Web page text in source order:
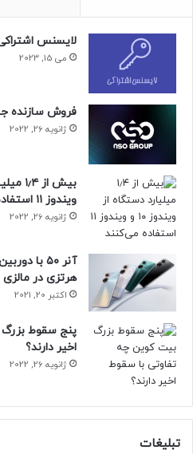
حتما بخوانید :
به آریزونا می‌برد؛ اما هزینه‌ها ۳۰ درصد بیشتر است
منبع : زومیت
لایسنس
می 15, 2023
فروش سازنده
ژانویه 26, 2022
ویندوز ۱۱ استفاده می‌کنند
ژانویه 26, 2022
هرتزی در
اکتبر 20, 2021
پنج سقوط
اخیر دارند؟
ژانویه 26, 2022
تبلیغات